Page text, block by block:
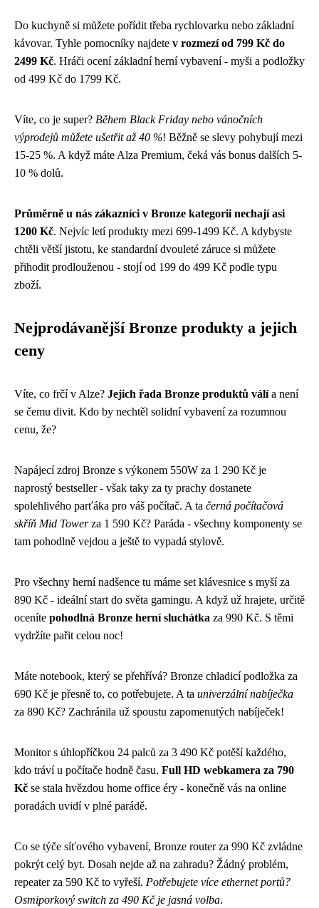
Do kuchyně si můžete pořídit třeba rychlovarku nebo základní
kávovar. Tyhle pomocníky najdete v rozmezí od 799 Kč do
2499 Kč. Hráči ocení základní herní vybavení - myši a podložky
od 499 Kč do 1799 Kč.
Víte, co je super? Během Black Friday nebo vánočních
výprodejů můžete ušetřit až 40 %! Běžně se slevy pohybují mezi
15-25 %. A když máte Alza Premium, čeká vás bonus dalších 5-
10 % dolů.
Průměrně u nás zákazníci v Bronze kategorii nechají asi
1200 Kč. Nejvíc letí produkty mezi 699-1499 Kč. A kdybyste
chtěli větší jistotu, ke standardní dvouleté záruce si můžete
přihodit prodlouženou - stojí od 199 do 499 Kč podle typu
zboží.
Nejprodávanější Bronze produkty a jejich
ceny
Víte, co frčí v Alze? Jejich řada Bronze produktů válía není
se čemu divit. Kdo by nechtěl solidní vybavení za rozumnou
cenu, že?
Napájecí zdroj Bronze s výkonem 550W za 1 290 Kč je
naprostý bestseller - však taky za ty prachy dostanete
spolehlivého parťáka pro váš počítač. A ta černá počítačová
skříň Mid Towerza 1 590 Kč? Paráda - všechny komponenty se
tam pohodlně vejdou a ještě to vypadá stylově.
Pro všechny herní nadšence tu máme set klávesnice s myší za
890 Kč - ideální start do světa gamingu. A když už hrajete, určitě
oceníte pohodlná Bronze herní sluchátka za 990 Kč. S těmi
vydržíte pařit celou noc!
Máte notebook, který se přehřívá? Bronze chladicí podložka za
690 Kč je přesně to, co potřebujete. A ta univerzální nabíječka
za 890 Kč? Zachránila už spoustu zapomenutých nabíječek!
Monitor s úhlopříčkou 24 palců za 3 490 Kč potěší každého,
kdo tráví u počítače hodně času. Full HD webkamera za 790
Kč se stala hvězdou home office éry - konečně vás na online
poradách uvidí v plné parádě.
Co se týče síťového vybavení, Bronze router za 990 Kč zvládne
pokrýt celý byt. Dosah nejde až na zahradu? Žádný problém,
repeater za 590 Kč to vyřeší. Potřebujete více ethernet portů?
Osmiporkový switch za 490 Kč je jasná volba.